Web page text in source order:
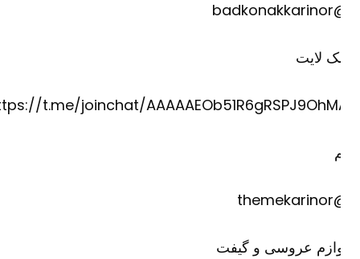
لایت
https://t.me/joinchat/
عروسی و گیفت